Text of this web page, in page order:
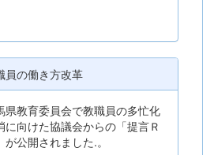
員の働き方改革
県教育委員会で教職員の多忙化
に向けた協議会からの「提言Ｒ
が公開されました.。